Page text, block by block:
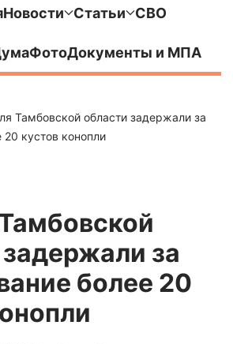
Новости Статьи СВО
ФотоДокументы и МПА
Тамбовской области задержали за
кустов конопли
за
более 20